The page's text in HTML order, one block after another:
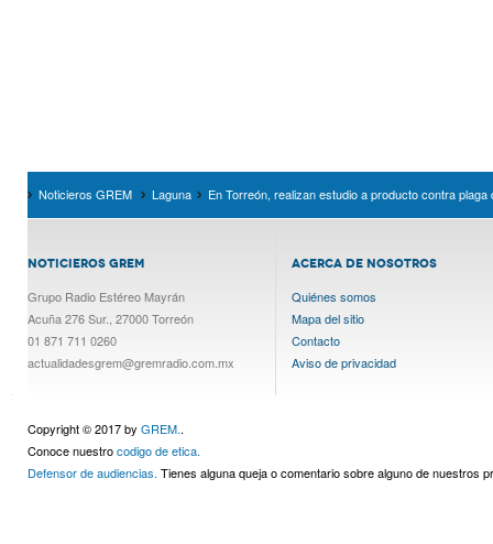
Noticieros GREM Laguna En Torreón, realizan estudio a producto contra plaga
NOTICIEROS GREM
Grupo Radio Estéreo Mayrán
Acuña 276 Sur., 27000 Torreón
01 871 711 0260
actualidadesgrem@gremradio.com.mx
ACERCA DE NOSOTROS
Quiénes somos
Mapa del sitio
Contacto
Aviso de privacidad
Copyright © 2017 by GREM..
Conoce nuestrocodigo de etica.
Defensor de audiencias. Tienes alguna queja o comentario sobre alguno de nuestros